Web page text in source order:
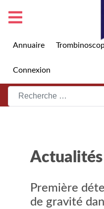
Annuaire
Connexion
Rechercher
Actualités
Première
de gravité